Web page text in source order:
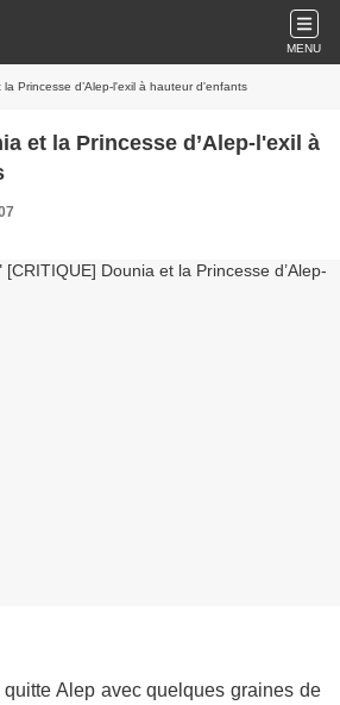
MENU
Princesse d’Alep-l'exil à hauteur d'enfants
et la Princesse d’Alep-l'exil à
Alep avec quelques graines de